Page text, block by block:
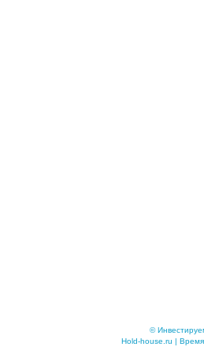
©
Hold-house.ru |